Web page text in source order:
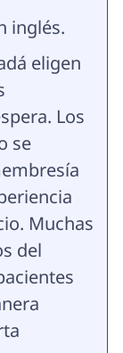
inglés.
eligen
Los
se
Muchas
del